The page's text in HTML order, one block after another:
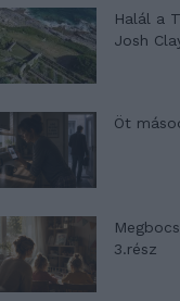
Halál a
Josh
Öt
3.rész